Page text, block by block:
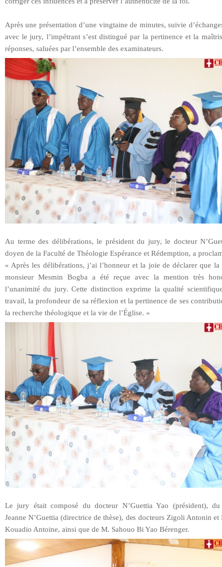
Après une présentation d’une vingtaine de minutes, suivie
avec le jury, l’impétrant s’est distingué par la pertinence et la
réponses, saluées par l’ensemble des examinateurs.
Au terme des délibérations, le président du jury, le docteur
doyen de la Faculté de Théologie Espérance et Rédemption, a
« Après les délibérations, j’ai l’honneur et la joie de déclarer que la
monsieur Mesmin Bogba a été reçue avec la mention très
l’unanimité du jury. Cette distinction exprime la qualité
travail, la profondeur de sa réflexion et la pertinence de ses
la recherche théologique et la vie de l’Église. »
Le jury était composé du docteur N’Guettia Yao (président), du
Jeanne N’Guettia (directrice de thèse), des docteurs Zigoli Antonin
Kouadio Antoine, ainsi que de M. Sahouo Bi Yao Bérenger.